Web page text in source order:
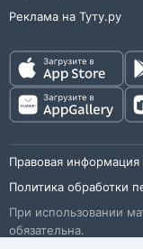
Реклама на Туту.ру
Правовая информация
Политика обработки
При использовании
обязательна.